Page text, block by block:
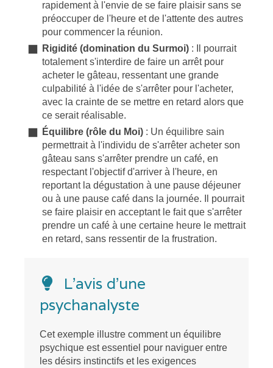
rapidement à l'envie de se faire plaisir sans se
préoccuper de l'heure et de l'attente des autres
pour commencer la réunion.
Rigidité (domination du Surmoi): Il pourrait
totalement s'interdire de faire un arrêt pour
acheter le gâteau, ressentant une grande
culpabilité à l'idée de s'arrêter pour l'acheter,
avec la crainte de se mettre en retard alors que
ce serait réalisable.
Équilibre (rôle du Moi): Un équilibre sain
permettrait à l'individu de s'arrêter acheter son
gâteau sans s'arrêter prendre un café, en
respectant l'objectif d'arriver à l'heure, en
reportant la dégustation à une pause déjeuner
ou à une pause café dans la journée. Il pourrait
se faire plaisir en acceptant le fait que s'arrêter
prendre un café à une certaine heure le mettrait
en retard, sans ressentir de la frustration.
L’avis d’une
psychanalyste
Cet exemple illustre comment un équilibre
psychique est essentiel pour naviguer entre
les désirs instinctifs et les exigences